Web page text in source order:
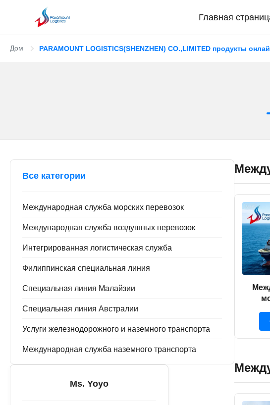
Главная
Дом PARAMOUNT LOGISTICS(SHENZHEN) CO.,LIMITED продукты
Все категории
Международная служба морских перевозок
Международная служба воздушных перевозок
Интегрированная логистическая служба
Филиппинская специальная линия
Специальная линия Малайзии
Специальная линия Австралии
Услуги железнодорожного и наземного транспорта
Международная служба наземного транспорта
Ms. Yoyo